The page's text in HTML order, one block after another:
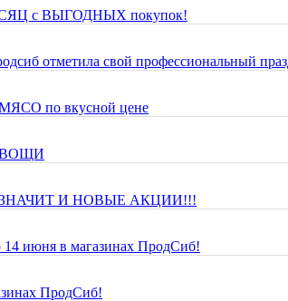
с ВЫГОДНЫХ покупок!
отметила свой профессиональный
по вкусной цене
И НОВЫЕ АКЦИИ!!!
июня в магазинах ПродСиб!
ПродСиб!